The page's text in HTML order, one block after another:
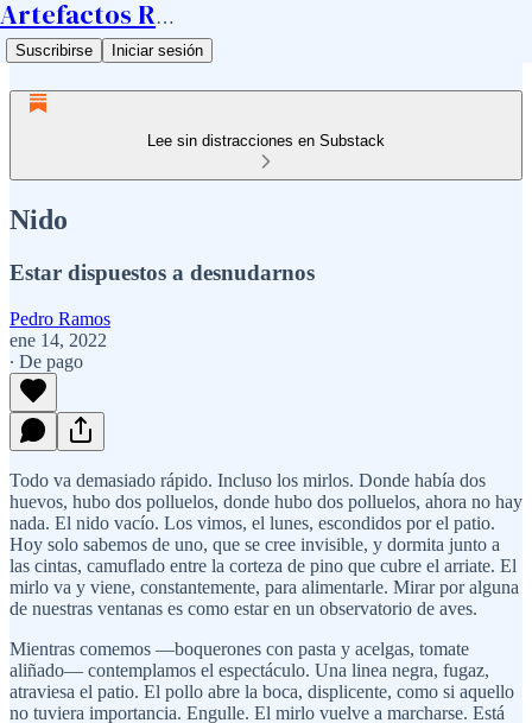
Artefactos Ramos
Suscribirse Iniciar sesión
Lee sin distracciones en Substack
Nido
Estar dispuestos a desnudarnos
Pedro Ramos
ene 14, 2022
∙ De pago
Todo va demasiado rápido. Incluso los mirlos. Donde había dos
huevos, hubo dos polluelos, donde hubo dos polluelos, ahora no hay
nada. El nido vacío. Los vimos, el lunes, escondidos por el patio.
Hoy solo sabemos de uno, que se cree invisible, y dormita junto a
las cintas, camuflado entre la corteza de pino que cubre el arriate. El
mirlo va y viene, constantemente, para alimentarle. Mirar por alguna
de nuestras ventanas es como estar en un observatorio de aves.
Mientras comemos —boquerones con pasta y acelgas, tomate
aliñado— contemplamos el espectáculo. Una linea negra, fugaz,
atraviesa el patio. El pollo abre la boca, displicente, como si aquello
no tuviera importancia. Engulle. El mirlo vuelve a marcharse. Está